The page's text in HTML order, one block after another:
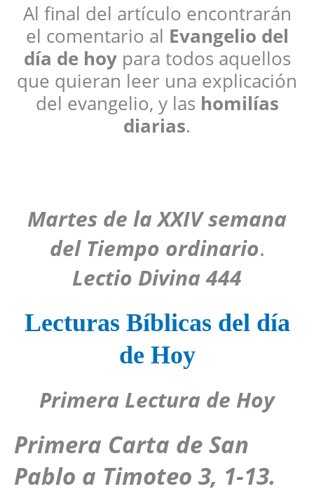
Al final del artículo encontrarán
el comentario al Evangelio del
día de hoypara todos aquellos
que quieran leer una explicación
del evangelio, y las homilías
diarias.
Martes de la XXIV semana
del Tiempo ordinario.
Lectio Divina 444
Lecturas Bíblicas del día
de Hoy
Primera Lectura de Hoy
Primera Carta de San
Pablo a Timoteo 3, 1-13.